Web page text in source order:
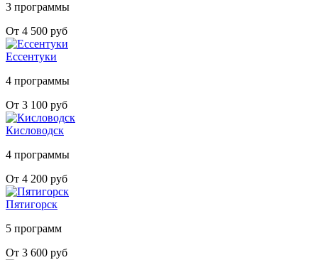
3 программы
От 4 500 руб
Ессентуки
4 программы
От 3 100 руб
Кисловодск
4 программы
От 4 200 руб
Пятигорск
5 программ
От 3 600 руб